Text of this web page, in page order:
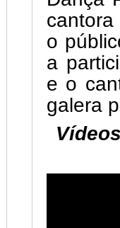
o
a
e o
galera